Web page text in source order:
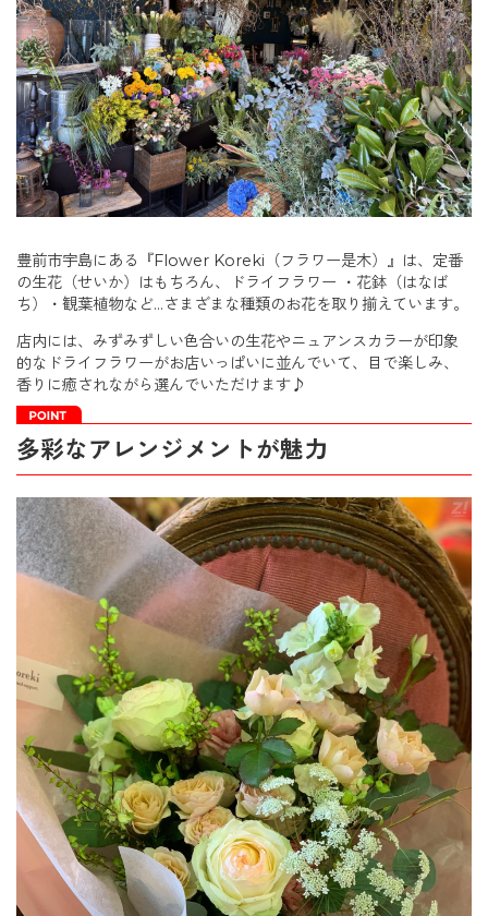
豊前市宇島にある『Flower Koreki（フラワー是木）』は、定番
の生花（せいか）はもちろん、ドライフラワー ・花鉢（はなば
ち）・観葉植物など…さまざまな種類のお花を取り揃えています。
店内には、みずみずしい色合いの生花やニュアンスカラーが印象
的なドライフラワーがお店いっぱいに並んでいて、目で楽しみ、
香りに癒されながら選んでいただけます♪
多彩なアレンジメントが魅力